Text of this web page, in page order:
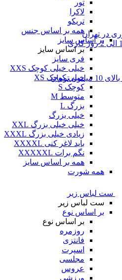
تور
لاکرا
تریکو
همه بر اساس جنس
بر اساس سایز
بر اساس سایز
فری سایز
خیلی خیلی کوچک XXS
خیلی کوچک XS
کوچک S
متوسط M
بزرگ L
خیلی بزرگ
خیلی خیلی بزرگ XXL
زیادی خیلی بزرگ XXXL
باید لاغر کنی XXXXL
نگم برات XXXXXL
همه بر اساس سایز
همه شورت
ست لباس زیر
ست لباس زیر
بر اساس نوع
بر اساس نوع
روزمره
فانتزی
اسپرت
مجلسی
عروس
ورزشی
در تهران
تومان